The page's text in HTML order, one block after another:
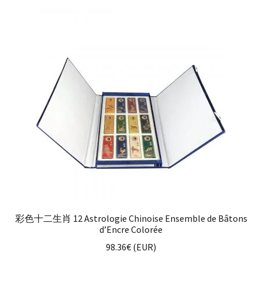
彩色十二生肖 12 Astrologie Chinoise Ensemble de Bâtons
d’Encre Colorée
98.36€ (EUR)